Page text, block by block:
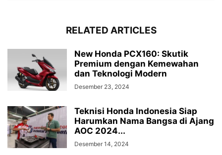
RELATED ARTICLES
New Honda PCX160: Skutik
Premium dengan Kemewahan
dan Teknologi Modern
Desember 23, 2024
Teknisi Honda Indonesia Siap
Harumkan Nama Bangsa di Ajang
AOC 2024...
Desember 14, 2024